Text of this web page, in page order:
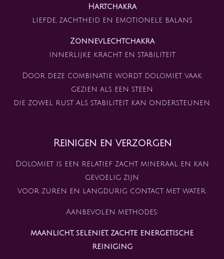
Hartchakra
liefde, zachtheid en emotionele balans
Zonnevlechtchakra
innerlijke kracht en stabiliteit
Door deze combinatie wordt dolomiet vaak
gezien als een steen
die zowel rust als stabiliteit kan ondersteunen.
Reinigen en verzorgen
Dolomiet is een relatief zacht mineraal en kan
gevoelig zijn
voor zuren en langdurig contact met water.
Aanbevolen methodes:
maanlicht, seleniet, zachte energetische
reiniging